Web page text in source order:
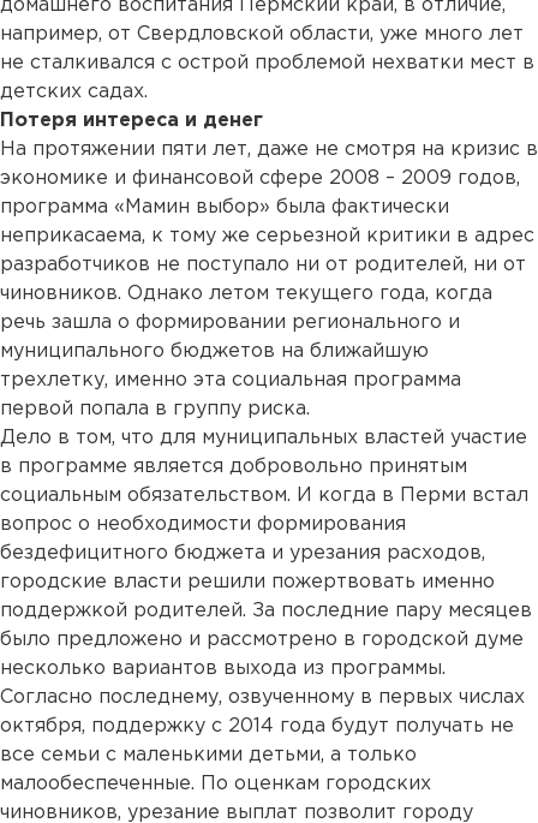
домашнего воспитания Пермский край, в отличие,
например, от Свердловской области, уже много лет
не сталкивался с острой проблемой нехватки мест в
детских садах.
Потеря интереса и денег
На протяжении пяти лет, даже не смотря на кризис в
экономике и финансовой сфере 2008 – 2009 годов,
программа «Мамин выбор» была фактически
неприкасаема, к тому же серьезной критики в адрес
разработчиков не поступало ни от родителей, ни от
чиновников. Однако летом текущего года, когда
речь зашла о формировании регионального и
муниципального бюджетов на ближайшую
трехлетку, именно эта социальная программа
первой попала в группу риска.
Дело в том, что для муниципальных властей участие
в программе является добровольно принятым
социальным обязательством. И когда в Перми встал
вопрос о необходимости формирования
бездефицитного бюджета и урезания расходов,
городские власти решили пожертвовать именно
поддержкой родителей. За последние пару месяцев
было предложено и рассмотрено в городской думе
несколько вариантов выхода из программы.
Согласно последнему, озвученному в первых числах
октября, поддержку с 2014 года будут получать не
все семьи с маленькими детьми, а только
малообеспеченные. По оценкам городских
чиновников, урезание выплат позволит городу